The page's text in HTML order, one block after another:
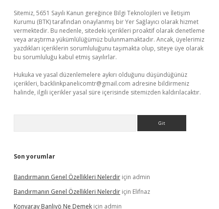
Sitemiz, 5651 Sayılı Kanun gereğince Bilgi Teknolojileri ve İletişim
Kurumu (BTK) tarafından onaylanmış bir Yer Sağlayıcı olarak hizmet
vermektedir. Bu nedenle, sitedeki içerikleri proaktif olarak denetleme
veya araştırma yükümlülüğümüz bulunmamaktadır. Ancak, üyelerimiz
yazdıkları içeriklerin sorumluluğunu taşımakta olup, siteye üye olarak
bu sorumluluğu kabul etmiş sayılırlar.
Hukuka ve yasal düzenlemelere aykırı olduğunu düşündüğünüz
içerikleri, backlinkpanelicomtr@gmail.com adresine bildirmeniz
halinde, ilgili içerikler yasal süre içerisinde sitemizden kaldırılacaktır.
Son yorumlar
Bandırmanın Genel Özellikleri Nelerdir için admin
Bandırmanın Genel Özellikleri Nelerdir için Elifnaz
Konyaray Banliyö Ne Demek için admin